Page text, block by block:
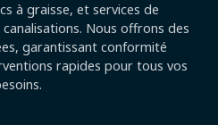
à graisse, et services de
Nous offrons des
garantissant conformité
rapides pour tous vos